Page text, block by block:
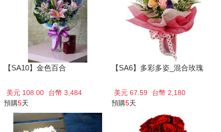
【SA10】金色百合
美元 108.00
台幣 3,484
預購5天
【SA6】多彩多姿_混合玫瑰
美元 67.59
台幣 2,180
預購5天